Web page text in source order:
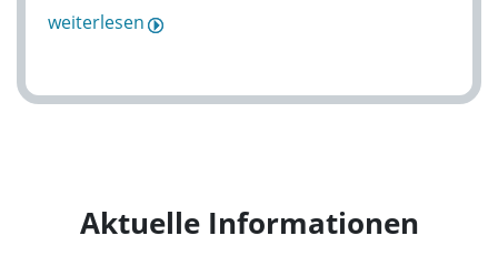
weiterlesen
Aktuelle Informationen